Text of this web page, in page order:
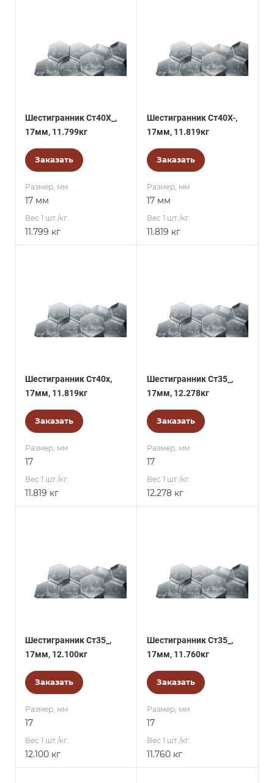
Шестигранник Ст40Х_,
17мм, 11.799кг
Заказать
Размер, мм
17 мм
Вес 1 шт./кг.
11.799 кг
Шестигранник Ст40Х-,
17мм, 11.819кг
Заказать
Размер, мм
17 мм
Вес 1 шт./кг.
11.819 кг
Шестигранник Ст40х,
17мм, 11.819кг
Заказать
Размер, мм
17
Вес 1 шт./кг.
11.819 кг
Шестигранник Ст35_,
17мм, 12.278кг
Заказать
Размер, мм
17
Вес 1 шт./кг.
12.278 кг
Шестигранник Ст35_,
17мм, 12.100кг
Заказать
Размер, мм
17
Вес 1 шт./кг.
12.100 кг
Шестигранник Ст35_,
17мм, 11.760кг
Заказать
Размер, мм
17
Вес 1 шт./кг.
11.760 кг